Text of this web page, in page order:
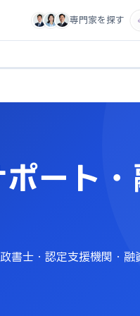
専門家を探す
ート
書士・認定支援機関・